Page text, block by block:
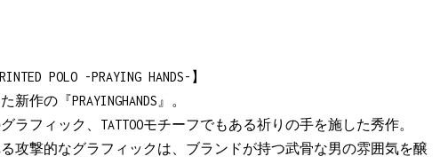
POLO -PRAYING HANDS-】
作の『PRAYINGHANDS』。
フィック、TATTOOモチーフでもある祈りの手を施した秀作。
攻撃的なグラフィックは、ブランドが持つ武骨な男の雰囲気を醸